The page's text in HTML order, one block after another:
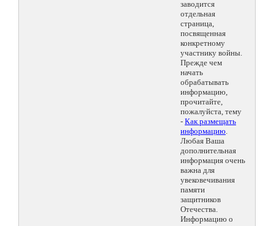
заводится
отдельная
страница,
посвященная
конкретному
участнику войны.
Прежде чем
начать
обрабатывать
информацию,
прочитайте,
пожалуйста, тему
- Как размещать
информацию.
Любая Ваша
дополнительная
информация очень
важна для
увековечивания
памяти
защитников
Отечества.
Информацию о